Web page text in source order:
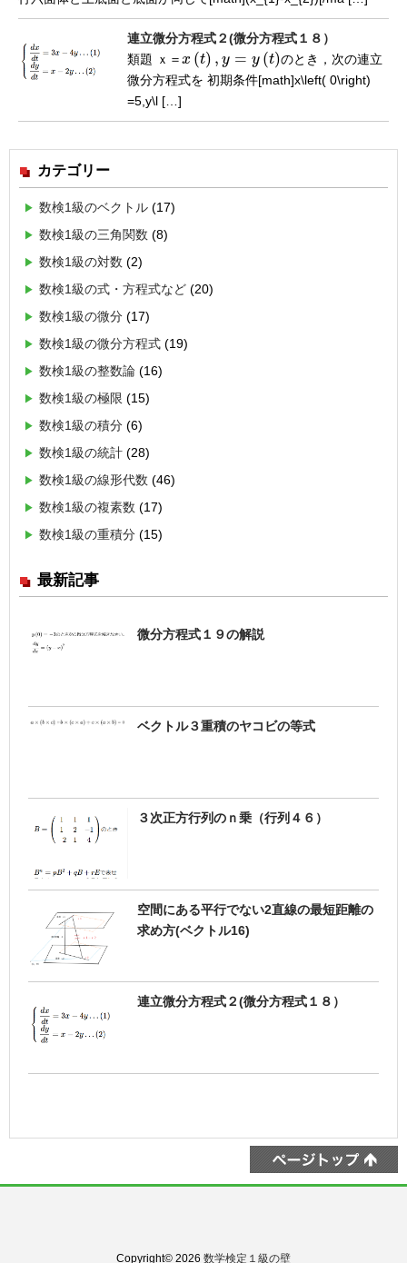
連立微分方程式２(微分方程式１８）
類題 ｘ ＝x (t) , y = y (t)
ｘ ＝x( t),y = y(t )
のとき，次の連立
微分方程式を 初期条件[math]x\left( 0\right)
=5,y\l […]
カテゴリー
数検1級のベクトル (17)
数検1級の三角関数 (8)
数検1級の対数 (2)
数検1級の式・方程式など (20)
数検1級の微分 (17)
数検1級の微分方程式 (19)
数検1級の整数論 (16)
数検1級の極限 (15)
数検1級の積分 (6)
数検1級の統計 (28)
数検1級の線形代数 (46)
数検1級の複素数 (17)
数検1級の重積分 (15)
最新記事
微分方程式１９の解説
ベクトル３重積のヤコビの等式
３次正方行列のｎ乗（行列４６）
空間にある平行でない2直線の最短距離の
求め方(ベクトル16)
連立微分方程式２(微分方程式１８）
Copyright© 2026 数学検定１級の壁